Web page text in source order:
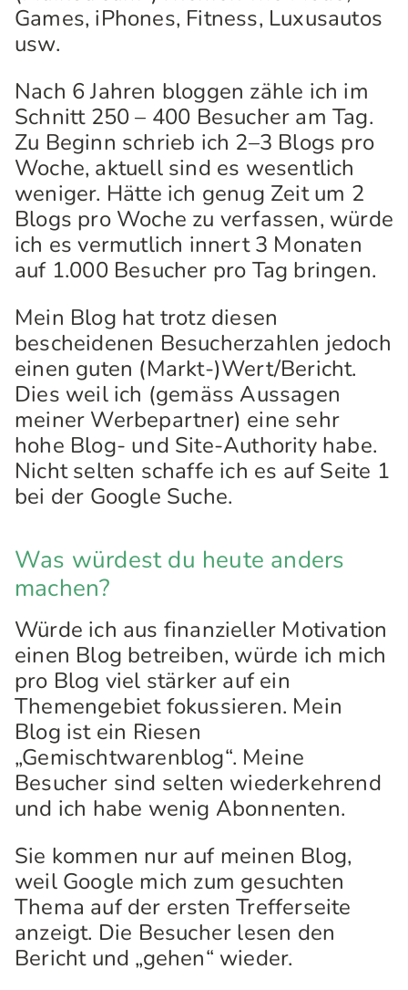
Games, iPhones, Fitness, Luxusautos
usw.
Nach 6 Jahren bloggen zähle ich im
Schnitt 250 – 400 Besucher am Tag.
Zu Beginn schrieb ich 2–3 Blogs pro
Woche, aktuell sind es wesentlich
weniger. Hätte ich genug Zeit um 2
Blogs pro Woche zu verfassen, würde
ich es vermutlich innert 3 Monaten
auf 1.000 Besucher pro Tag bringen.
Mein Blog hat trotz diesen
bescheidenen Besucherzahlen jedoch
einen guten (Markt-)Wert/Bericht.
Dies weil ich (gemäss Aussagen
meiner Werbepartner) eine sehr
hohe Blog- und Site-Authority habe.
Nicht selten schaffe ich es auf Seite 1
bei der Google Suche.
Was würdest du heute anders
machen?
Würde ich aus finanzieller Motivation
einen Blog betreiben, würde ich mich
pro Blog viel stärker auf ein
Themengebiet fokussieren. Mein
Blog ist ein Riesen
„Gemischtwarenblog“. Meine
Besucher sind selten wiederkehrend
und ich habe wenig Abonnenten.
Sie kommen nur auf meinen Blog,
weil Google mich zum gesuchten
Thema auf der ersten Trefferseite
anzeigt. Die Besucher lesen den
Bericht und „gehen“ wieder.